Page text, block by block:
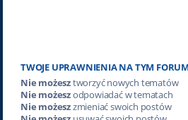
TWOJE UPRAWNIENIA NA TYM FORUM
Nie możesztworzyć nowych tematów
Nie możeszodpowiadać w tematach
Nie możeszzmieniać swoich postów